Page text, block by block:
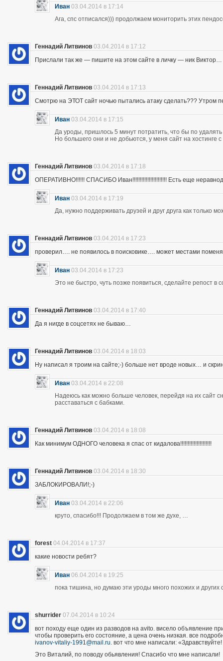
Иван 03.04.2014 в 17:14
Ага, спс отписался))) продолжаем мониторить этих
Геннадий Литвинов 03.04.2014 в 17:12
Прислали так же — пишите на этом сайте в личку — ник Виктор…
Геннадий Литвинов 03.04.2014 в 17:13
Смотрю на ЭТОТ сайт ночью пытались атаку сделать??? Утром
Иван 03.04.2014 в 17:15
Да уроды, пришлось 5 минут потратить, что бы по
Но большего они и не добьются, у меня сайт на хостинге
Геннадий Литвинов 03.04.2014 в 17:18
ОПЕРАТИВНО!!!!!! СПАСИБО Иван!!!!!!!!!!!!!!!!!!!!!!! Есть еще
Иван 03.04.2014 в 17:19
Да, нужно поддерживать друзей и друг друга как только
Геннадий Литвинов 03.04.2014 в 17:23
проверил…. не появилось в поисковике…. может местами
Иван 03.04.2014 в 17:23
Это не быстро, чуть позже появиться, сделайте репост в
Геннадий Литвинов 03.04.2014 в 17:40
Да я нигде в соцсетях не бываю…
Геннадий Литвинов 03.04.2014 в 18:03
Ну написал я троим на сайте;-) больше нет вроде новых… и
Иван 03.04.2014 в 22:08
Надеюсь как можно больше человек, перейдя на их сайт
расставаться с бабками.
Геннадий Литвинов 03.04.2014 в 18:08
Как минимум ОДНОГО человека я спас от кидалова!!!!!!!!!!!!!!!!!!!!!
Геннадий Литвинов 03.04.2014 в 18:30
ЗАБЛОКИРОВАЛИ!;-)
Иван 03.04.2014 в 22:06
круто, спасибо!!! Продолжаем в том же духе, …
forest 04.04.2014 в 17:37
какие новости ребят?
Иван 06.04.2014 в 19:25
пока тишина, но думаю эти уроды много похожих и
shurrider 07.04.2014 в 10:24
вот походу еще один из разводов на avito. висело объявление
чтобы проверить его состояние, а цена очень низкая. все
ivanov-vitaliy-1991@mail.ru. вот что мне написали: «Здравствуйте!
Это Виталий, по поводу обьявления! Спасибо что мне написали!